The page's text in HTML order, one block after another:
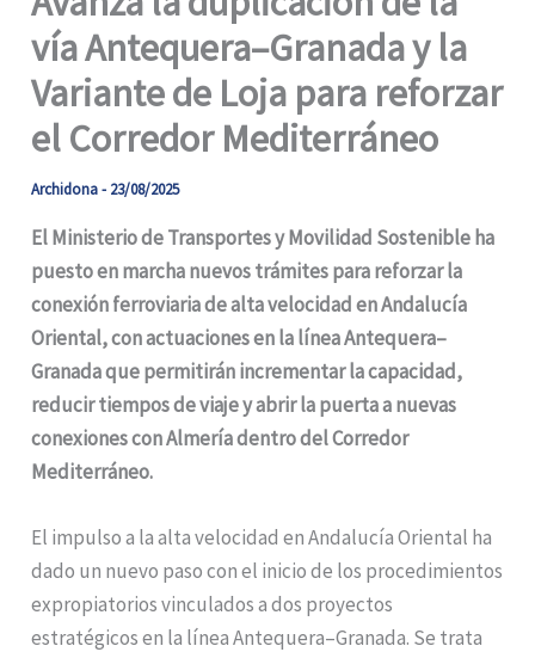
vía Antequera–Granada y la
Variante de Loja para reforzar
el Corredor Mediterráneo
Archidona- 23/08/2025
El Ministerio de Transportes y Movilidad Sostenible ha
puesto en marcha nuevos trámites para reforzar la
conexión ferroviaria de alta velocidad en Andalucía
Oriental, con actuaciones en la línea Antequera–
Granada que permitirán incrementar la capacidad,
reducir tiempos de viaje y abrir la puerta a nuevas
conexiones con Almería dentro del Corredor
Mediterráneo.
El impulso a la alta velocidad en Andalucía Oriental ha
dado un nuevo paso con el inicio de los procedimientos
expropiatorios vinculados a dos proyectos
estratégicos en la línea Antequera–Granada. Se trata